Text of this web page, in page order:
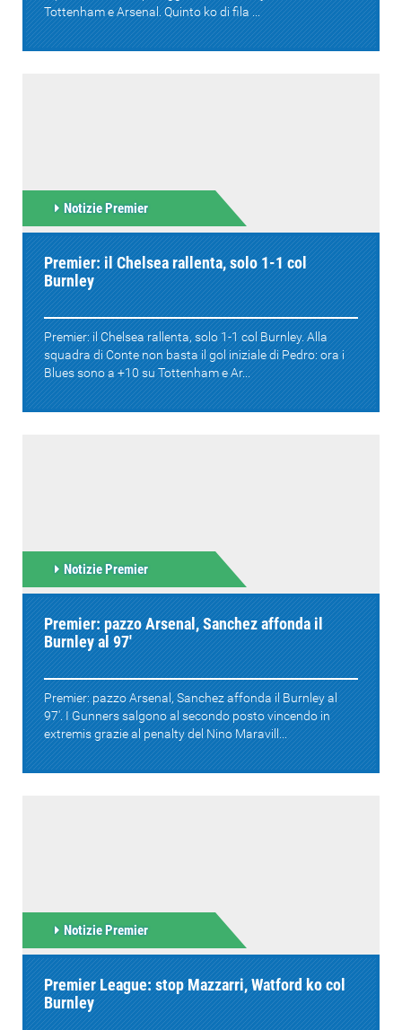
Tottenham e Arsenal. Quinto ko di fila ...
Notizie Premier
Premier: il Chelsea rallenta, solo 1-1 col
Burnley
Premier: il Chelsea rallenta, solo 1-1 col Burnley. Alla
squadra di Conte non basta il gol iniziale di Pedro: ora i
Blues sono a +10 su Tottenham e Ar...
Notizie Premier
Premier: pazzo Arsenal, Sanchez affonda il
Burnley al 97'
Premier: pazzo Arsenal, Sanchez affonda il Burnley al
97'. I Gunners salgono al secondo posto vincendo in
extremis grazie al penalty del Nino Maravill...
Notizie Premier
Premier League: stop Mazzarri, Watford ko col
Burnley